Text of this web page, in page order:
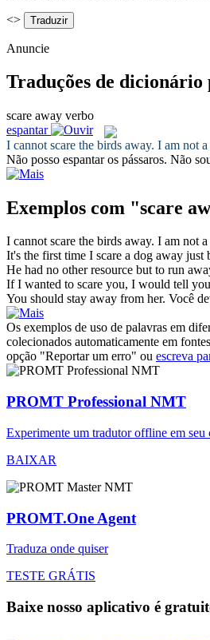
<>
Anuncie
Traduções de
scare away verbo
espantar
I cannot scare the birds away. I am not a
Não posso espantaros pássaros. Não
Exemplos com "scare
I cannotscare the birds away. I am not a
It's the first time I scare a dog away just
He had no other resource but to run
If I wanted to scare you, I would tell
You should stay away from her. Você
Os exemplos de uso de palavras em
colecionados automaticamente em
opção "Reportar um erro" ou escreva
PROMT Professional NMT
Experimente um tradutor offline em seu
BAIXAR
PROMT.One Agent
Traduza onde quiser
TESTE GRÁTIS
Baixe nosso aplicativo é